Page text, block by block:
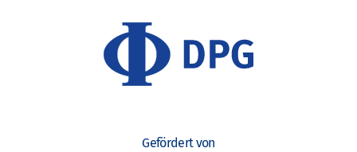
Gefördert von